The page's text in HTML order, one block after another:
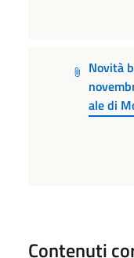
Novità
ale di
Contenuti